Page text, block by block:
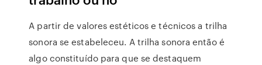
A partir de valores estéticos e técnicos a trilha
sonora se estabeleceu. A trilha sonora então é
algo constituído para que se destaquem